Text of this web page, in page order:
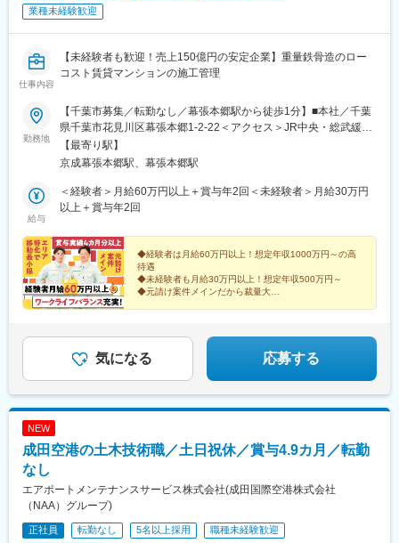
業種未経験歓迎
仕事内容
【未経験者も歓迎！売上150億円の安定企業】重量鉄骨造のロー
コスト賃貸マンションの施工管理
勤務地
【千葉市募集／転勤なし／幕張本郷駅から徒歩1分】■本社／千葉
県千葉市花見川区幕張本郷1-2-22＜アクセス＞JR中央・総武緩行
線幕張本郷駅より徒歩1分※受動喫煙対策：屋内全面禁煙
【最寄り駅】
京成幕張本郷駅、幕張本郷駅
給与
＜経験者＞月給60万円以上＋賞与年2回＜未経験者＞月給30万円
以上＋賞与年2回
◆経験者は月給60万円以上！想定年収1000万円～の高
待遇
◆未経験者も月給30万円以上！想定年収500万円～
◆元請け案件メインだから裁量大
気になる 応募する
NEW
成田空港の土木技術職／土日祝休／賞与4.9カ月／転勤
なし
エアポートメンテナンスサービス株式会社(成田国際空港株式会社
（NAA）グループ)
正社員 転勤なし 5名以上採用
職種未経験歓迎